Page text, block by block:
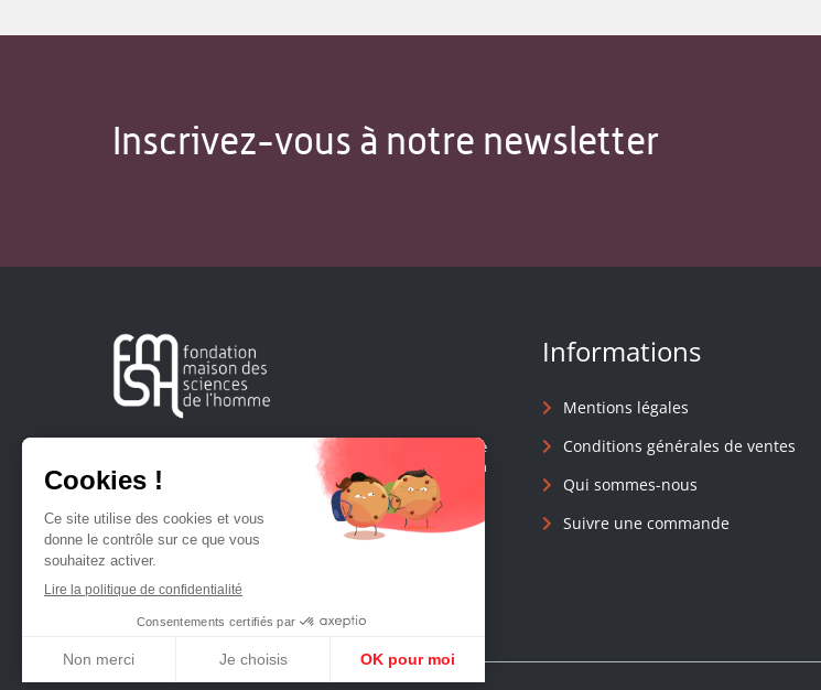
Inscrivez-vous à notre newsletter
Créée en 1963, la Fondation Maison Sciences de l'Homme
soutient la recherche et la diffusion des connaissances en
sciences humaines et sociales.
Informations
Mentions légales
Conditions générales de ventes
Qui sommes-nous
Suivre une commande